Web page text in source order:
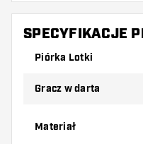
tylko z shafty Cosmo
Dartshopper tip!
Upewnij się, że
złamane w wyniku
SPECYFIKACJE
Piórka Lotki
Gracz w darta
Materiał